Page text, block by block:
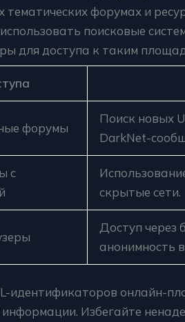
форумах и
поисковые
для доступа к таким
форумы
Поиск новых
DarkNet-
с
скрытые сети.
Доступ через
анонимность в
идентификаторов онлайн-
Избегайте